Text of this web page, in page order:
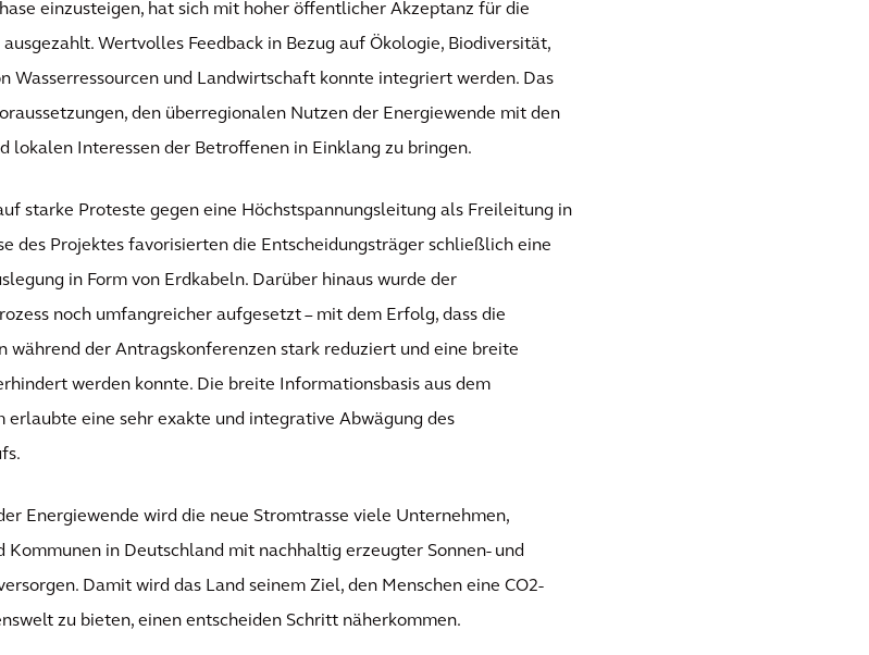
einzusteigen, hat sich mit hoher öffentlicher Akzeptanz für die
ausgezahlt. Wertvolles Feedback in Bezug auf Ökologie, Biodiversität,
Wasserressourcen und Landwirtschaft konnte integriert werden. Das
den überregionalen Nutzen der Energiewende mit den
lokalen Interessen der Betroffenen in Einklang zu bringen.
starke Proteste gegen eine Höchstspannungsleitung als Freileitung in
des Projektes favorisierten die Entscheidungsträger schließlich eine
in Form von Erdkabeln. Darüber hinaus wurde der
noch umfangreicher aufgesetzt – mit dem Erfolg, dass die
während der Antragskonferenzen stark reduziert und eine breite
werden konnte. Die breite Informationsbasis aus dem
erlaubte eine sehr exakte und integrative Abwägung des
Energiewende wird die neue Stromtrasse viele Unternehmen,
Kommunen in Deutschland mit nachhaltig erzeugter Sonnen- und
Damit wird das Land seinem Ziel, den Menschen eine CO2-
zu bieten, einen entscheiden Schritt näherkommen.